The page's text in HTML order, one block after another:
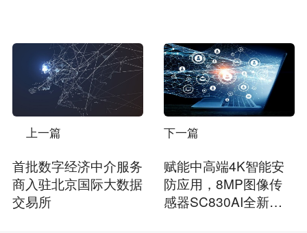
上一篇
首批数字经济中介服务
商入驻北京国际大数据
交易所
下一篇
赋能中高端4K智能安
防应用，8MP图像传
感器SC830AI全新发